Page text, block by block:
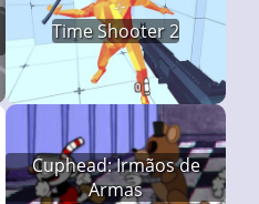
Time Shooter 2
Cuphead: Irmãos de
Armas